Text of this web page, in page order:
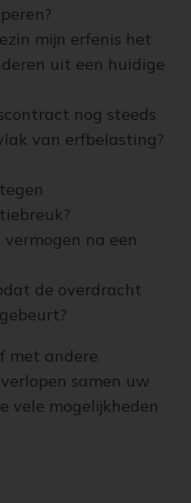
mijn erfenis het
uit een huidige
nog steeds
van erfbelasting?
na een
de overdracht
met andere
samen uw
vele mogelijkheden